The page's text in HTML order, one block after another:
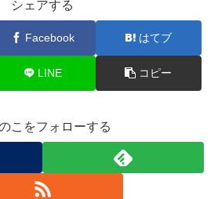
シェアする
Facebook はてブ
LINE コピー
こをフォローする